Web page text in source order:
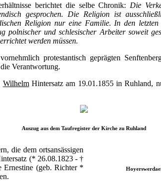
berichtet die selbe Chronik: Die
gesprochen. Die Religion ist
Religion nur eine Familie. In den
polnischer und schlesischer Arbeiter soweit
werden müssen.
protestantisch geprägten
Verantwortung.
WilhelmHintersatz am 19.01.1855 in Ruhland,
Auszug aus dem Taufregister der Kirche zu Ruhland
die dem ortsansässigen
(* 26.08.1823 - †
Ernestine (geb. Richter *